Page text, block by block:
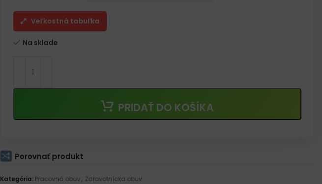
Veľkostná tabuľka
Na sklade
PRIDAŤ DO KOŠÍKA
Porovnať produkt
Kategória: Pracovná obuv , Zdravotnícka obuv